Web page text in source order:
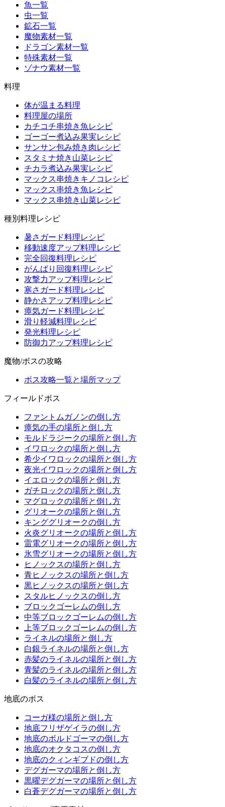
魚一覧
虫一覧
鉱石一覧
魔物素材一覧
ドラゴン素材一覧
特殊素材一覧
ゾナウ素材一覧
料理
体が温まる料理
料理屋の場所
カチコチ串焼き魚レシピ
ゴーゴー煮込み果実レシピ
サンサン包み焼き肉レシピ
スタミナ焼き山菜レシピ
チカラ煮込み果実レシピ
マックス串焼きキノコレシピ
マックス串焼き魚レシピ
マックス串焼き山菜レシピ
種別料理レシピ
暑さガード料理レシピ
移動速度アップ料理レシピ
完全回復料理レシピ
がんばり回復料理レシピ
攻撃力アップ料理レシピ
寒さガード料理レシピ
静かさアップ料理レシピ
瘴気ガード料理レシピ
滑り軽減料理レシピ
発光料理レシピ
防御力アップ料理レシピ
魔物/ボスの攻略
ボス攻略一覧と場所マップ
フィールドボス
ファントムガノンの倒し方
瘴気の手の場所と倒し方
モルドラジークの場所と倒し方
イワロックの場所と倒し方
希少イワロックの場所と倒し方
夜光イワロックの場所と倒し方
イエロックの場所と倒し方
ガチロックの場所と倒し方
マグロックの場所と倒し方
グリオークの場所と倒し方
キンググリオークの倒し方
火炎グリオークの場所と倒し方
雷電グリオークの場所と倒し方
氷雪グリオークの場所と倒し方
ヒノックスの場所と倒し方
青ヒノックスの場所と倒し方
黒ヒノックスの場所と倒し方
スタルヒノックスの倒し方
ブロックゴーレムの倒し方
中等ブロックゴーレムの倒し方
上等ブロックゴーレムの倒し方
ライネルの場所と倒し方
白銀ライネルの場所と倒し方
赤髪のライネルの場所と倒し方
青髪のライネルの場所と倒し方
白髪のライネルの場所と倒し方
地底のボス
コーガ様の場所と倒し方
地底フリザゲイラの倒し方
地底のボルドゴーマの倒し方
地底のオクタコスの倒し方
地底のクィンギブドの倒し方
デグガーマの場所と倒し方
黒曜デグガーマの場所と倒し方
白蒼デグガーマの場所と倒し方